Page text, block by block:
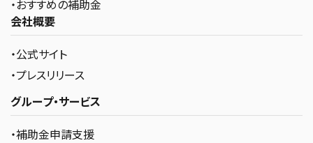
・おすすめの補助金
会社概要
・公式サイト
・プレスリリース
グループ・サービス
・補助金申請支援